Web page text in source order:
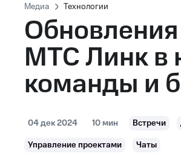
Медиа Технологии
МТС Линк в
команды и
04 дек 2024 10 мин Встречи
Управление проектами
Чаты